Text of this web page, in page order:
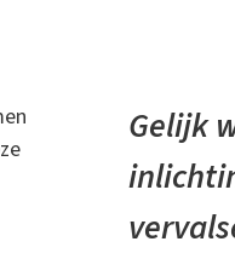
Gelijk